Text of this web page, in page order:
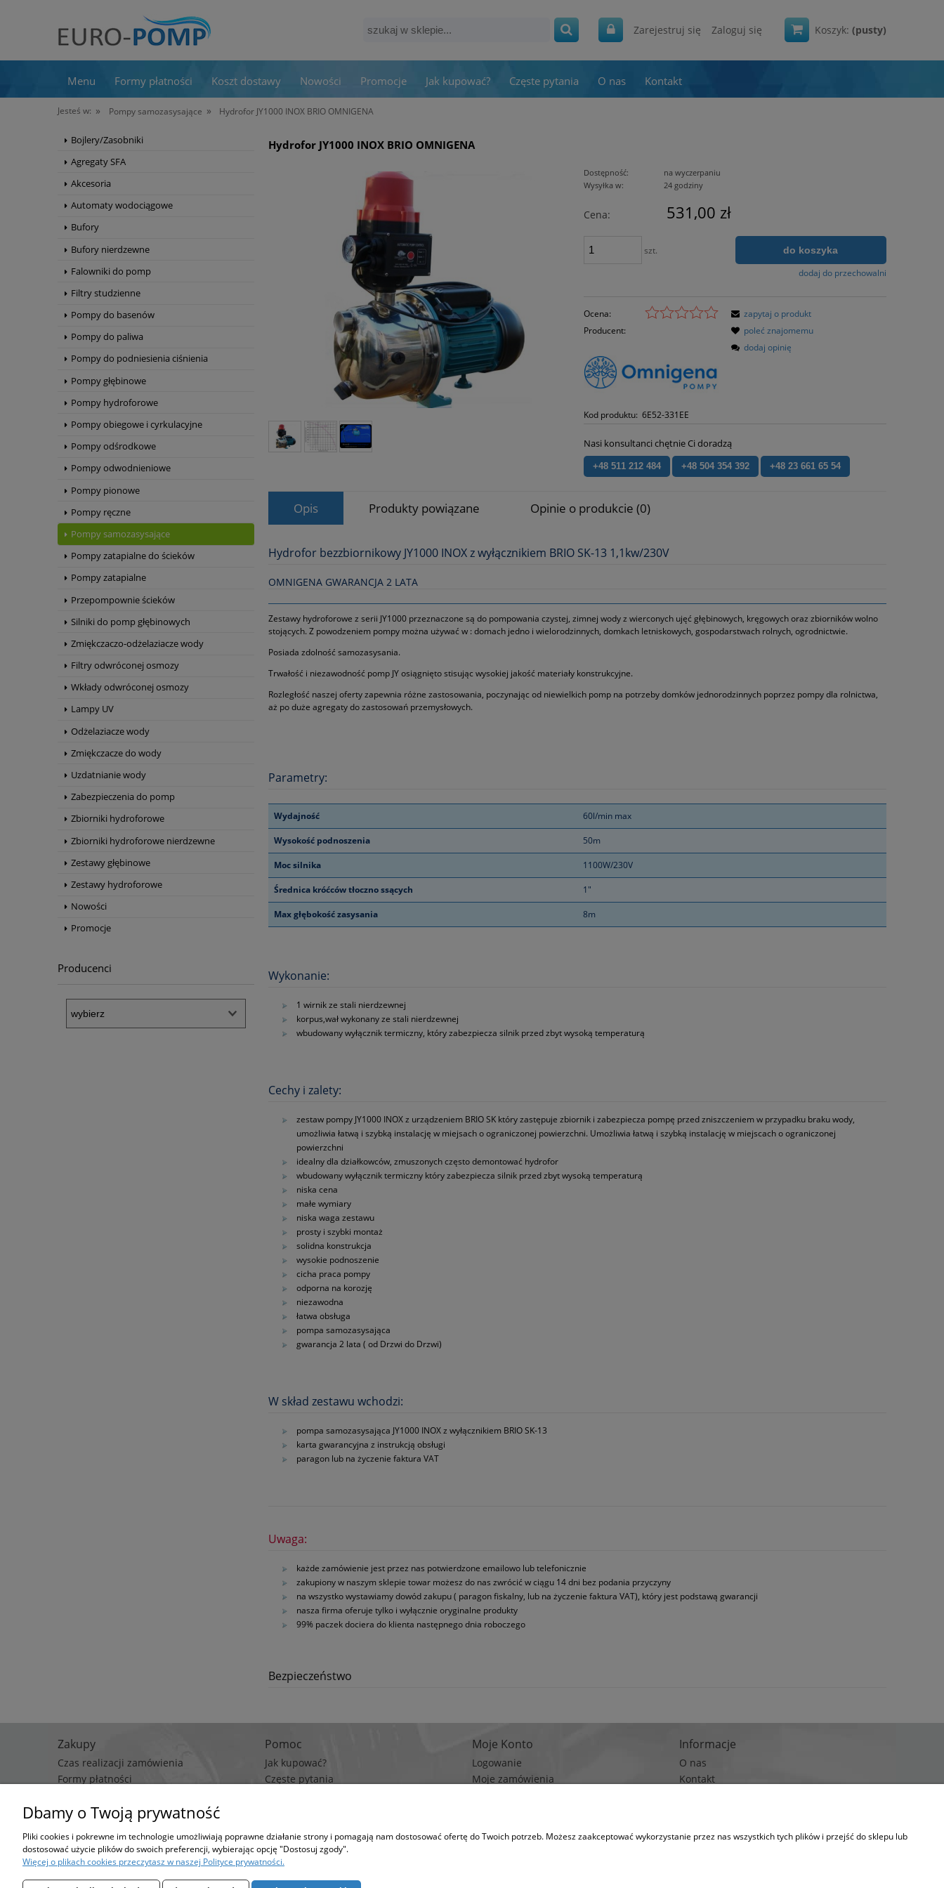
Koszyk: (pusty)
Zarejestruj się Zaloguj się
Menu Formy płatności Koszt dostawy Nowości Promocje Jak kupować? Częste pytania O nas Kontakt
Jesteś w: » Pompy samozasysające » Hydrofor JY1000 INOX BRIO OMNIGENA
Bojlery/Zasobniki
Agregaty SFA
Akcesoria
Automaty wodociągowe
Bufory
Bufory nierdzewne
Falowniki do pomp
Filtry studzienne
Pompy do basenów
Pompy do paliwa
Pompy do podniesienia ciśnienia
Pompy głębinowe
Pompy hydroforowe
Pompy obiegowe i cyrkulacyjne
Pompy odśrodkowe
Pompy odwodnieniowe
Pompy pionowe
Pompy ręczne
Pompy samozasysające
Pompy zatapialne do ścieków
Pompy zatapialne
Przepompownie ścieków
Silniki do pomp głębinowych
Zmiękczaczo-odżelaziacze wody
Filtry odwróconej osmozy
Wkłady odwróconej osmozy
Lampy UV
Odżelaziacze wody
Zmiękczacze do wody
Uzdatnianie wody
Zabezpieczenia do pomp
Zbiorniki hydroforowe
Zbiorniki hydroforowe nierdzewne
Zestawy głębinowe
Zestawy hydroforowe
Nowości
Promocje
Producenci
Hydrofor JY1000 INOX BRIO OMNIGENA
Dostępność:
na wyczerpaniu
Wysyłka w:
24 godziny
Cena: 531,00 zł
szt. do koszyka
dodaj do przechowalni
Ocena:
Producent:
Kod produktu: 6E52-331EE
zapytaj o produkt
poleć znajomemu
dodaj opinię
Nasi konsultanci chętnie Ci doradzą
+48 511 212 484 +48 504 354 392 +48 23 661 65 54
Opis Produkty powiązane Opinie o produkcie (0)
Hydrofor bezzbiornikowy JY1000 INOX z wyłącznikiem BRIO SK-13 1,1kw/230V
OMNIGENA GWARANCJA 2 LATA
Zestawy hydroforowe z serii JY1000 przeznaczone są do pompowania czystej, zimnej wody z wierconych ujęć głębinowych, kręgowych oraz zbiorników wolno
stojących. Z powodzeniem pompy można używać w : domach jedno i wielorodzinnych, domkach letniskowych, gospodarstwach rolnych, ogrodnictwie.
Posiada zdolność samozasysania.
Trwałość i niezawodność pomp JY osiągnięto stisując wysokiej jakość materiały konstrukcyjne.
Rozległość naszej oferty zapewnia różne zastosowania, poczynając od niewielkich pomp na potrzeby domków jednorodzinnych poprzez pompy dla rolnictwa,
aż po duże agregaty do zastosowań przemysłowych.
Parametry:
Wydajność 60l/min max
Wysokość podnoszenia 50m
Moc silnika 1100W/230V
Średnica króćców tłoczno ssących 1"
Max głębokość zasysania 8m
Wykonanie:
1 wirnik ze stali nierdzewnej
korpus,wał wykonany ze stali nierdzewnej
wbudowany wyłącznik termiczny, który zabezpiecza silnik przed zbyt wysoką temperaturą
Cechy i zalety:
zestaw pompy JY1000 INOX z urządzeniem BRIO SK który zastępuje zbiornik i zabezpiecza pompę przed zniszczeniem w przypadku braku wody,
umożliwia łatwą i szybką instalację w miejsach o ograniczonej powierzchni. Umożliwia łatwą i szybką instalację w miejscach o ograniczonej
powierzchni
idealny dla działkowców, zmuszonych często demontować hydrofor
wbudowany wyłącznik termiczny który zabezpiecza silnik przed zbyt wysoką temperaturą
niska cena
małe wymiary
niska waga zestawu
prosty i szybki montaż
solidna konstrukcja
wysokie podnoszenie
cicha praca pompy
odporna na korozję
niezawodna
łatwa obsługa
pompa samozasysająca
gwarancja 2 lata ( od Drzwi do Drzwi)
W skład zestawu wchodzi:
pompa samozasysająca JY1000 INOX z wyłącznikiem BRIO SK-13
karta gwarancyjna z instrukcją obsługi
paragon lub na życzenie faktura VAT
Uwaga:
każde zamówienie jest przez nas potwierdzone emailowo lub telefonicznie
zakupiony w naszym sklepie towar możesz do nas zwrócić w ciągu 14 dni bez podania przyczyny
na wszystko wystawiamy dowód zakupu ( paragon fiskalny, lub na życzenie faktura VAT), który jest podstawą gwarancji
nasza firma oferuje tylko i wyłącznie oryginalne produkty
99% paczek dociera do klienta następnego dnia roboczego
Bezpieczeństwo
Zakupy
Czas realizacji zamówienia
Formy płatności
Pomoc
Jak kupować?
Częste pytania
Moje Konto
Logowanie
Moje zamówienia
Informacje
O nas
Kontakt
Strona korzysta z plików cookies w celu realizacji usług i zgodnie z Polityką Plików Cookies.
Możesz określić warunki przechowywania lub dostępu do plików cookies w Twojej przeglądarce. (polityka prywatności)
Dbamy o Twoją prywatność
Pliki cookies i pokrewne im technologie umożliwiają poprawne działanie strony i pomagają nam dostosować ofertę do Twoich potrzeb. Możesz zaakceptować wykorzystanie przez nas wszystkich tych plików i przejść do sklepu lub
dostosować użycie plików do swoich preferencji, wybierając opcję "Dostosuj zgody".
Więcej o plikach cookies przeczytasz w naszej Polityce prywatności.